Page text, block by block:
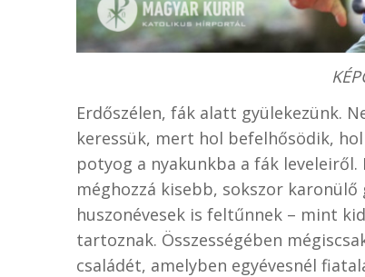
Erdőszélen, fák alatt gyülekezünk.
keressük, mert hol befelhősödik,
potyog a nyakunkba a fák
méghozzá kisebb, sokszor karonülő
huszonévesek is feltűnnek – mint
tartoznak. Összességében
családét, amelyben egyévesnél